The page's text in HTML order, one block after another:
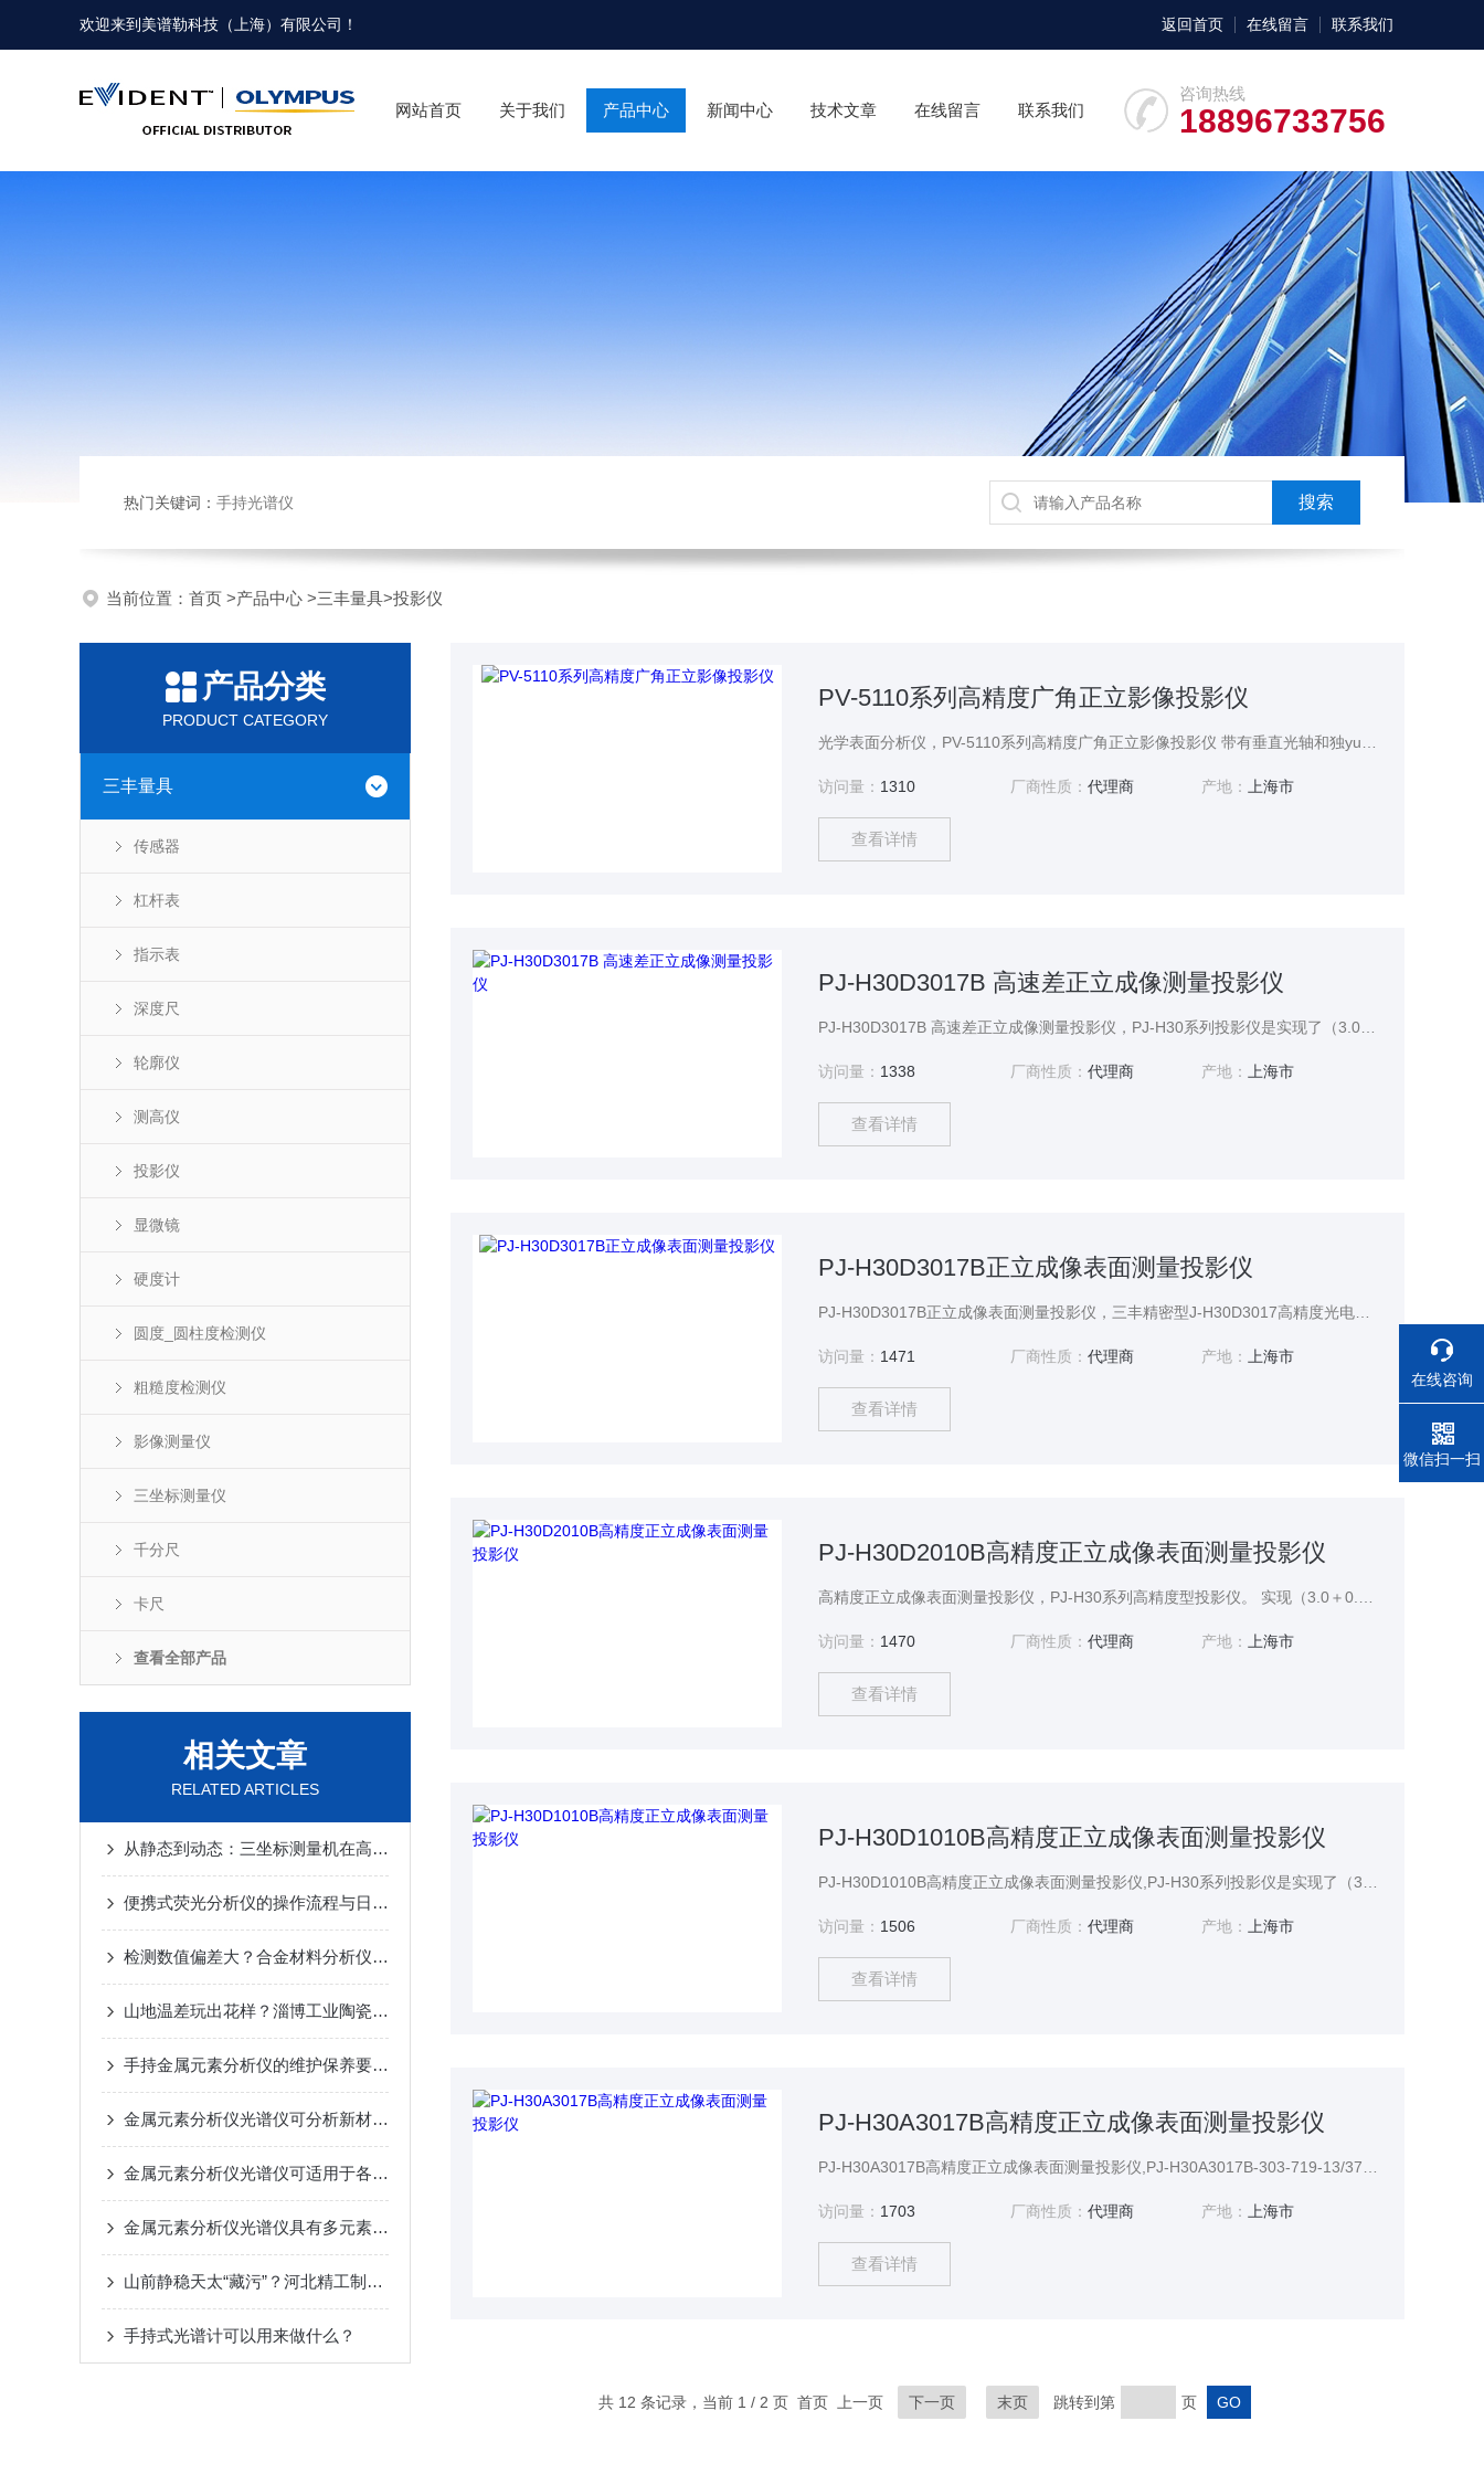
欢迎来到 美谱勒科技（上海）有限公司 ！ 返回首页 在线留言 联系我们
咨询热线
18896733756
网站首页 关于我们 产品中心 新闻中心 技术文章 在线留言 联系我们
热门关键词： 手持光谱仪
当前位置： 首页 >产品中心 >三丰量具>投影仪
产品分类
PRODUCT CATEGORY
三丰量具
传感器
杠杆表
指示表
深度尺
轮廓仪
测高仪
投影仪
显微镜
硬度计
圆度_圆柱度检测仪
粗糙度检测仪
影像测量仪
三坐标测量仪
千分尺
卡尺
查看全部产品
相关文章
RELATED ARTICLES
从静态到动态：三坐标测量机在高速扫描中的精度保持策略
便携式荧光分析仪的操作流程与日常维护要点
检测数值偏差大？合金材料分析仪常见故障成因与排查方案
山地温差玩出花样？淄博工业陶瓷靠光谱仪稳住端口碑
手持金属元素分析仪的维护保养要点分享
金属元素分析仪光谱仪可分析新材料中的元素的精确含量
金属元素分析仪光谱仪可适用于各种类型的样品
金属元素分析仪光谱仪具有多元素分析能力的特点
山前静稳天太“藏污”？河北精工制造靠光谱仪破解积尘老化难题
手持式光谱计可以用来做什么？
PV-5110系列高精度广角正立影像投影仪
访问量： 1310 厂商性质： 代理商 产地： 上海市
查看详情
PJ-H30D3017B 高速差正立成像测量投影仪
访问量： 1338 厂商性质： 代理商 产地： 上海市
查看详情
PJ-H30D3017B正立成像表面测量投影仪
访问量： 1471 厂商性质： 代理商 产地： 上海市
查看详情
PJ-H30D2010B高精度正立成像表面测量投影仪
访问量： 1470 厂商性质： 代理商 产地： 上海市
查看详情
PJ-H30D1010B高精度正立成像表面测量投影仪
访问量： 1506 厂商性质： 代理商 产地： 上海市
查看详情
PJ-H30A3017B高精度正立成像表面测量投影仪
访问量： 1703 厂商性质： 代理商 产地： 上海市
查看详情
共 12 条记录，当前 1 / 2 页 首页 上一页 下一页 末页 跳转到第 页
在线咨询
电话
微信扫一扫